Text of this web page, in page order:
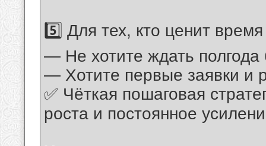
5️⃣ Для тех, кто ценит время
— Не хотите ждать полгода
— Хотите первые заявки и
✅ Чёткая пошаговая
роста и постоянное